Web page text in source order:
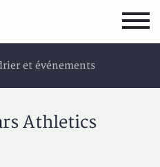
et événements
Athletics